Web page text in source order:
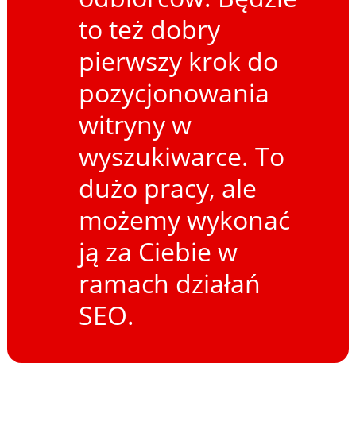
to też dobry
pierwszy krok do
pozycjonowania
witryny w
wyszukiwarce. To
dużo pracy, ale
możemy wykonać
ją za Ciebie w
ramach działań
SEO.